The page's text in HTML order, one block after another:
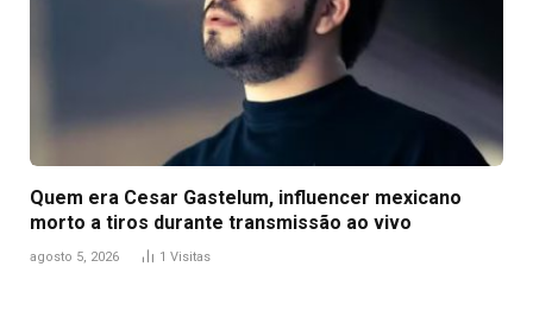
Quem era Cesar Gastelum, influencer mexicano
morto a tiros durante transmissão ao vivo
agosto 5, 2026 1 Visitas